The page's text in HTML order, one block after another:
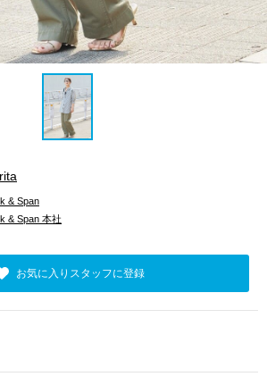
& Span
& Span 本社
お気に入りスタッフに登録